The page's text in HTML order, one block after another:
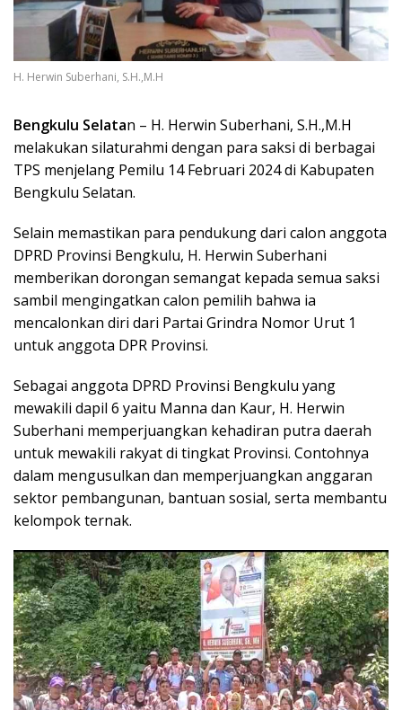
H. Herwin Suberhani, S.H.,M.H
Bengkulu Selatan – H. Herwin Suberhani, S.H.,M.H
melakukan silaturahmi dengan para saksi di berbagai
TPS menjelang Pemilu 14 Februari 2024 di Kabupaten
Bengkulu Selatan.
Selain memastikan para pendukung dari calon anggota
DPRD Provinsi Bengkulu, H. Herwin Suberhani
memberikan dorongan semangat kepada semua saksi
sambil mengingatkan calon pemilih bahwa ia
mencalonkan diri dari Partai Grindra Nomor Urut 1
untuk anggota DPR Provinsi.
Sebagai anggota DPRD Provinsi Bengkulu yang
mewakili dapil 6 yaitu Manna dan Kaur, H. Herwin
Suberhani memperjuangkan kehadiran putra daerah
untuk mewakili rakyat di tingkat Provinsi. Contohnya
dalam mengusulkan dan memperjuangkan anggaran
sektor pembangunan, bantuan sosial, serta membantu
kelompok ternak.